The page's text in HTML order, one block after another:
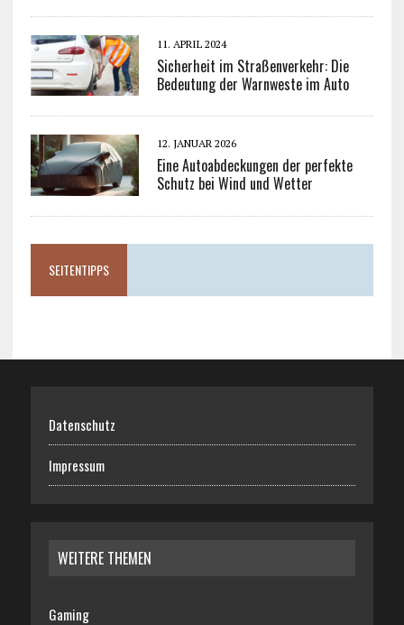
11. APRIL 2024
Sicherheit im Straßenverkehr: Die
Bedeutung der Warnweste im Auto
12. JANUAR 2026
Eine Autoabdeckungen der perfekte
Schutz bei Wind und Wetter
SEITENTIPPS
Datenschutz
Impressum
WEITERE THEMEN
Gaming